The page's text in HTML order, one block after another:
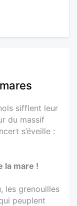
sifflent leur
du massif
s’éveille :
la mare !
les grenouilles
peuplent